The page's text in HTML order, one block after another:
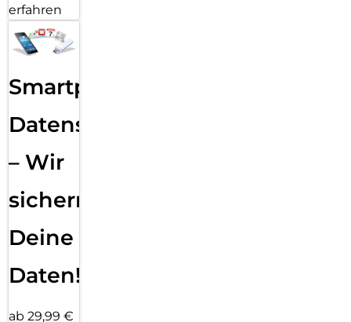
erfahren
Smartphone
Datensicherung
– Wir
sichern
Deine
Daten!
ab 29,99 €